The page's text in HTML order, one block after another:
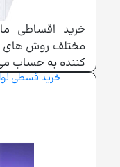
خرید اقساطی
مختلف روش های
کننده به حساب
خرید قسطی